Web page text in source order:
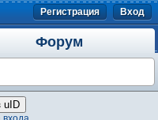
Регистрация Вход
Форум
uID